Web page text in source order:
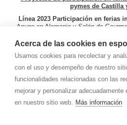
Acerca de las cookies en
Usamos cookies para recolectar y
con el uso y desempeño de nuestro
funcionalidades relacionadas con las
mejorar y personalizar adecuadamente
en nuestro sitio web. Más información
pymes de Castilla
Línea 2023 Participación en ferias
Anuga en Alemania y Salón de
internacionales. Proyecto:
Madrid (España) del 22 al 25 de abril
(Italia) del 4 al 7 de mayo de 2024,
en Londres (Reino Unido) y Sial París
23 de octubre de 2024. Nº